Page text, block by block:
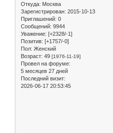
Откуда: Москва
Зарегистрирован: 2015-10-13
Приглашений: 0
Сообщений: 9944
Уважение: [+2328/-1]
Позитив: [+1757/-0]
Пол: Женский
Возраст: 49 [1976-11-19]
Провел на форуме:
5 месяцев 27 дней
Последний визит:
2026-06-17 20:53:45